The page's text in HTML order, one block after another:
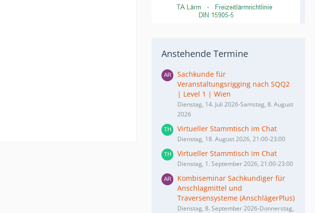
Anstehende Termine
Sachkunde für
Veranstaltungsrigging nach SQQ2
| Level 1 | Wien
Dienstag, 14. Juli 2026-Samstag, 8. August
2026
Virtueller Stammtisch im Chat
Dienstag, 18. August 2026, 21:00-23:00
Virtueller Stammtisch im Chat
Dienstag, 1. September 2026, 21:00-23:00
Kombiseminar Sachkundiger für
Anschlagmittel und
Traversensysteme (AnschlägerPlus)
Dienstag, 8. September 2026-Donnerstag,